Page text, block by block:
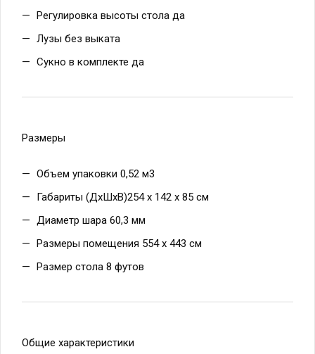
Регулировка высоты стола да
Лузы без выката
Сукно в комплекте да
Размеры
Объем упаковки 0,52 м3
Габариты (ДхШхВ)254 х 142 х 85 см
Диаметр шара 60,3 мм
Размеры помещения 554 х 443 см
Размер стола 8 футов
Общие характеристики